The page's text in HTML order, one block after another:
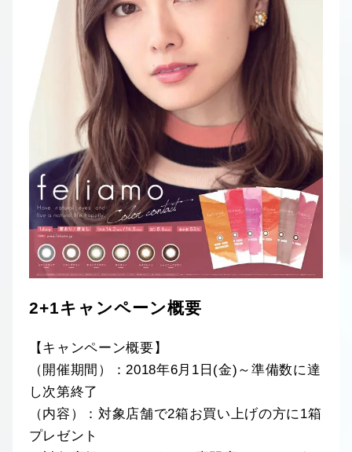
2+1キャンペーン概要
【キャンペーン概要】
（開催期間）：2018年6月1日(金)～準備数に達
し次第終了
（内容）：対象店舗で2箱お買い上げの方に1箱
プレゼント